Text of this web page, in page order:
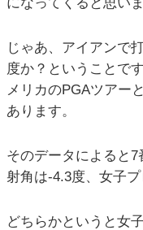
じゃあ、アイアンで
度か？ということで
メリカのPGAツアー
あります。
そのデータによると
射角は-4.3度、女子プ
どちらかというと女